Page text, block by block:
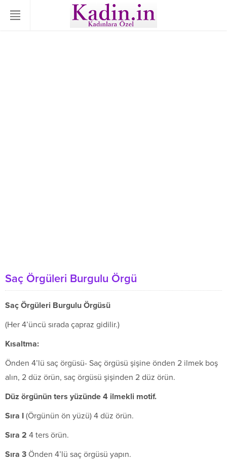
Saç Örgüleri Burgulu Örgü
Saç Örgüleri Burgulu Örgüsü
(Her 4’üncü sırada çapraz gidilir.)
Kısaltma:
Önden 4’lü saç örgüsü- Saç örgüsü şişine önden 2 ilmek boş
alın, 2 düz örün, saç örgüsü şişinden 2 düz örün.
Düz örgünün ters yüzünde 4 ilmekli motif.
Sıra I (Örgünün ön yüzü) 4 düz örün.
Sıra 2 4 ters örün.
Sıra 3 Önden 4’lü saç örgüsü yapın.